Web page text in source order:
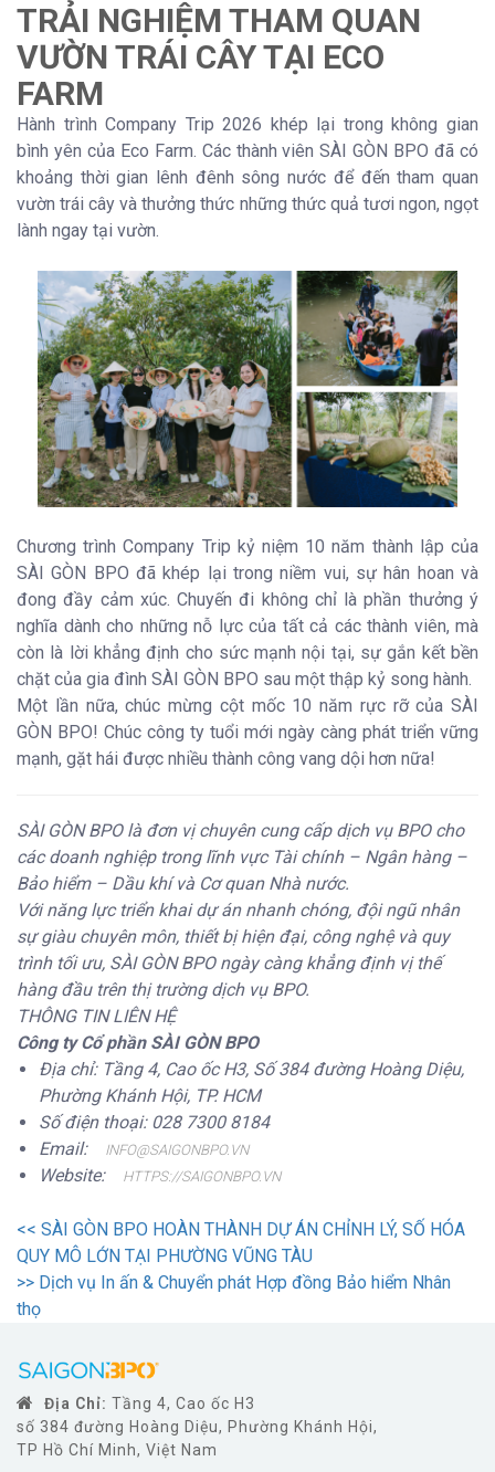
TRẢI NGHIỆM THAM QUAN
VƯỜN TRÁI CÂY TẠI ECO
FARM
Hành trình Company Trip 2026 khép lại trong không gian
bình yên của Eco Farm. Các thành viên SÀI GÒN BPO đã có
khoảng thời gian lênh đênh sông nước để đến tham quan
vườn trái cây và thưởng thức những thức quả tươi ngon, ngọt
lành ngay tại vườn.
Chương trình Company Trip kỷ niệm 10 năm thành lập của
SÀI GÒN BPO đã khép lại trong niềm vui, sự hân hoan và
đong đầy cảm xúc. Chuyến đi không chỉ là phần thưởng ý
nghĩa dành cho những nỗ lực của tất cả các thành viên, mà
còn là lời khẳng định cho sức mạnh nội tại, sự gắn kết bền
chặt của gia đình SÀI GÒN BPO sau một thập kỷ song hành.
Một lần nữa, chúc mừng cột mốc 10 năm rực rỡ của SÀI
GÒN BPO! Chúc công ty tuổi mới ngày càng phát triển vững
mạnh, gặt hái được nhiều thành công vang dội hơn nữa!
SÀI GÒN BPO là đơn vị chuyên cung cấp dịch vụ BPO cho
các doanh nghiệp trong lĩnh vực Tài chính – Ngân hàng –
Bảo hiểm – Dầu khí và Cơ quan Nhà nước.
Với năng lực triển khai dự án nhanh chóng, đội ngũ nhân
sự giàu chuyên môn, thiết bị hiện đại, công nghệ và quy
trình tối ưu, SÀI GÒN BPO ngày càng khẳng định vị thế
hàng đầu trên thị trường dịch vụ BPO.
THÔNG TIN LIÊN HỆ
Công ty Cổ phần SÀI GÒN BPO
Địa chỉ: Tầng 4, Cao ốc H3, Số 384 đường Hoàng Diệu,
Phường Khánh Hội, TP. HCM
Số điện thoại: 028 7300 8184
Email:
INFO@SAIGONBPO.VN
Website: HTTPS://SAIGONBPO.VN
<< SÀI GÒN BPO HOÀN THÀNH DỰ ÁN CHỈNH LÝ, SỐ HÓA
QUY MÔ LỚN TẠI PHƯỜNG VŨNG TÀU
>> Dịch vụ In ấn & Chuyển phát Hợp đồng Bảo hiểm Nhân
thọ
Địa Chỉ: Tầng 4, Cao ốc H3
số 384 đường Hoàng Diệu, Phường Khánh Hội,
TP Hồ Chí Minh, Việt Nam